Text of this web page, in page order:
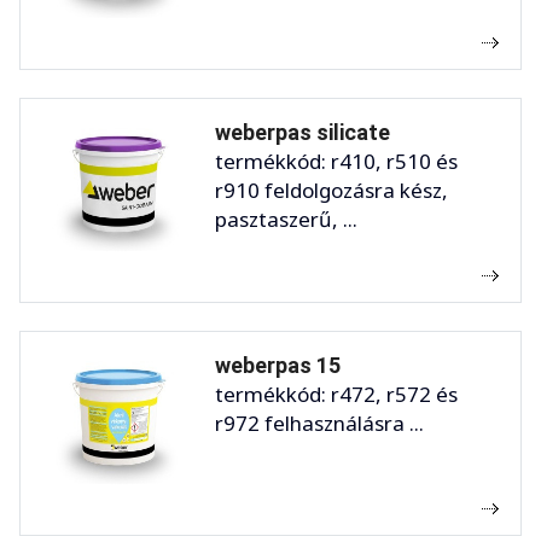
weberpas silicate
termékkód: r410, r510 és
r910 feldolgozásra kész,
pasztaszerű, ...
weberpas 15
termékkód: r472, r572 és
r972 felhasználásra ...